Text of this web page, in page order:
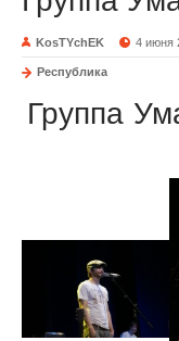
KosTYchEK 4 июня
Республика
Группа